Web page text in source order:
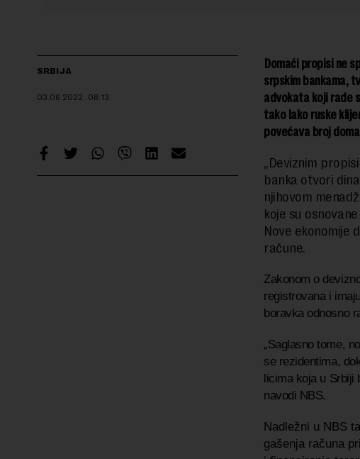
SRBIJA
03.06.2022. 08:13
Domaći propisi ne
srpskim bankama,
advokata koji rade
tako lako ruske
povećava broj
„Deviznim
banka otvori
njihovom
koje su
Nove ekonomije
račune.
Zakonom o
registrovana i
boravka odnosno
„Saglasno tome,
se rezidentima,
licima koja u Srbiji
navodi NBS.
Nadležni u NBS
gašenja računa